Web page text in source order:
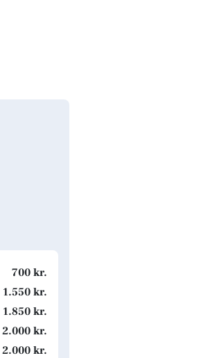
700 kr.
1.550 kr.
1.850 kr.
2.000 kr.
2.000 kr.